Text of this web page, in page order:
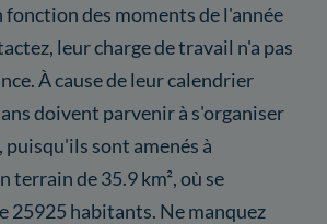
des moments de l'année
leur charge de travail n'a pas
À cause de leur calendrier
doivent parvenir à s'organiser
puisqu'ils sont amenés à
terrain de 35.9 km², où se
25925 habitants. Ne manquez